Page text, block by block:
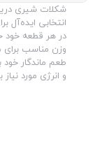
شکلات شیری
انتخابی
در هر قطعه خود
وزن مناسب
طعم ماندگار
و انرژی مورد